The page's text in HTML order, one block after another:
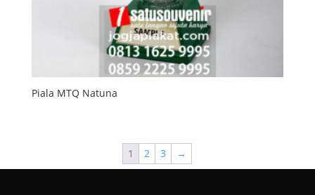
Piala MTQ Natuna
1 2 3 →